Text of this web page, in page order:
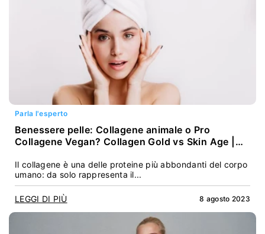
Parla l'esperto
Benessere pelle: Collagene animale o Pro
Collagene Vegan? Collagen Gold vs Skin Age |
Il collagene è una delle proteine più abbondanti del corpo
umano: da solo rappresenta il...
LEGGI DI PIÙ 8 agosto 2023